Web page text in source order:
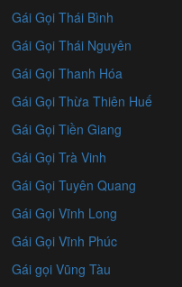
Gái Gọi Thái Bình
Gái Gọi Thái Nguyên
Gái Gọi Thanh Hóa
Gái Gọi Thừa Thiên Huế
Gái Gọi Tiền Giang
Gái Gọi Trà Vinh
Gái Gọi Tuyên Quang
Gái Gọi Vĩnh Long
Gái Gọi Vĩnh Phúc
Gái gọi Vũng Tàu